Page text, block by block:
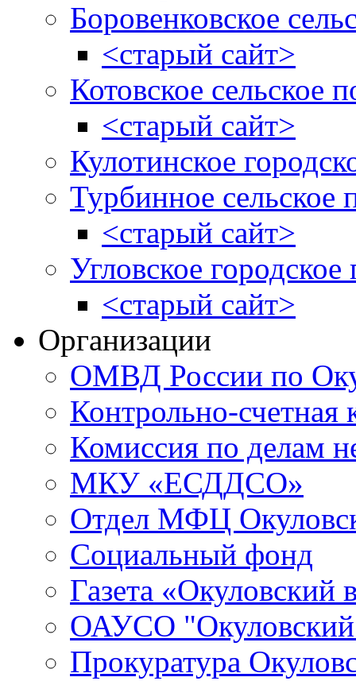
Боровенковское
<старый сайт>
Котовское сельское
<старый сайт>
Кулотинское
Турбинное сельское
<старый сайт>
Угловское городское
<старый сайт>
Организации
ОМВД России по
Контрольно-счетная
Комиссия по делам
МКУ «ЕСДДСО»
Отдел МФЦ
Социальный фонд
Газета «Окуловский
ОАУСО
Прокуратура